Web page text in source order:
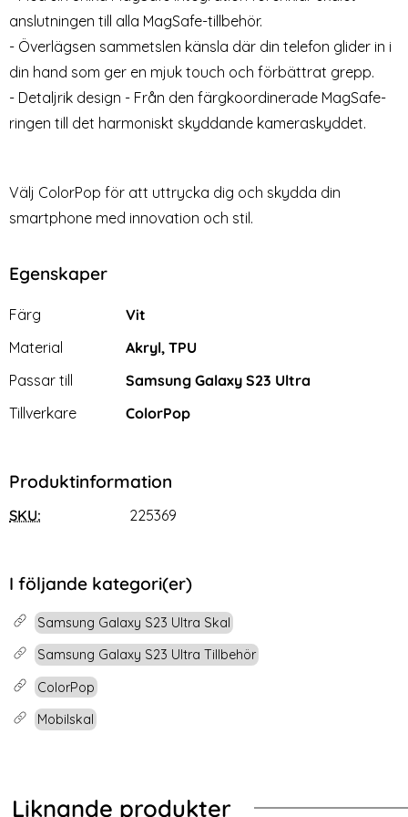
anslutningen till alla MagSafe-tillbehör.
- Överlägsen sammetslen känsla där din telefon glider in i
din hand som ger en mjuk touch och förbättrat grepp.
- Detaljrik design - Från den färgkoordinerade MagSafe-
ringen till det harmoniskt skyddande kameraskyddet.
Välj ColorPop för att uttrycka dig och skydda din
smartphone med innovation och stil.
Egenskaper
Egenskaper/attribut för denna produkt
Attribut
Färg
Vit
Material
Akryl, TPU
Passar till
Samsung Galaxy S23 Ultra
Tillverkare
ColorPop
Produktinformation
SKU: 225369
I följande kategori(er)
Samsung Galaxy S23 Ultra Skal
Samsung Galaxy S23 Ultra Tillbehör
ColorPop
Mobilskal
Liknande produkter